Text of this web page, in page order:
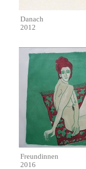
Danach
2012
Freundinnen
2016